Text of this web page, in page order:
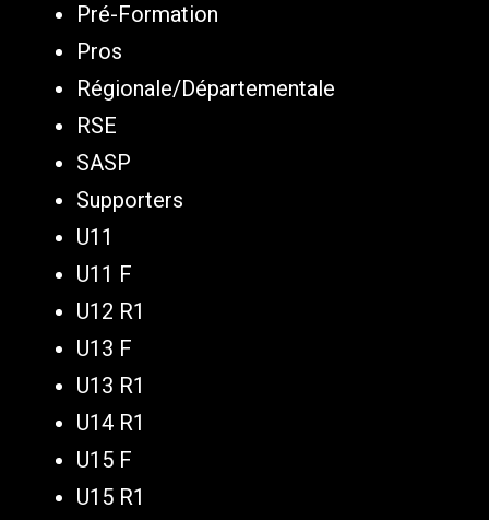
Pré-Formation
Pros
Régionale/Départementale
RSE
SASP
Supporters
U11
U11 F
U12 R1
U13 F
U13 R1
U14 R1
U15 F
U15 R1